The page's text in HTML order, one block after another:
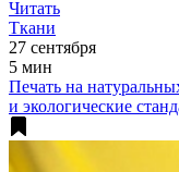
Читать
Ткани
27 сентября
5 мин
Печать на
и экологические